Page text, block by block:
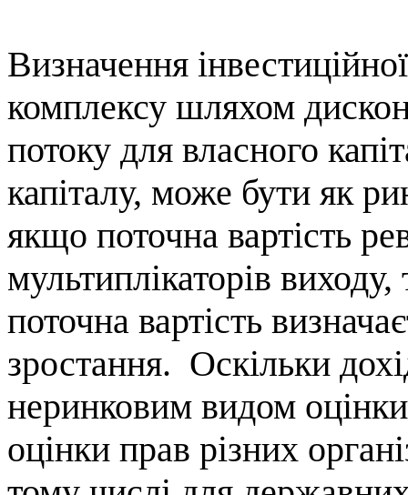
Визначення інвестиційної
комплексу шляхом
потоку для власного
капіталу, може бути як
якщо поточна вартість
мультиплікаторів виходу,
поточна вартість
зростання. Оскільки
неринковим видом
оцінки прав різних